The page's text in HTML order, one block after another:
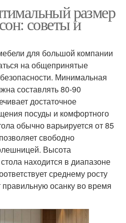
размер
советы и
для большой компании
на общепринятые
Минимальная
составлять 80-90
достаточное
посуды и комфортного
обычно варьируется от 85
свободно
Высота
находится в диапазоне
среднему росту
правильную осанку во время